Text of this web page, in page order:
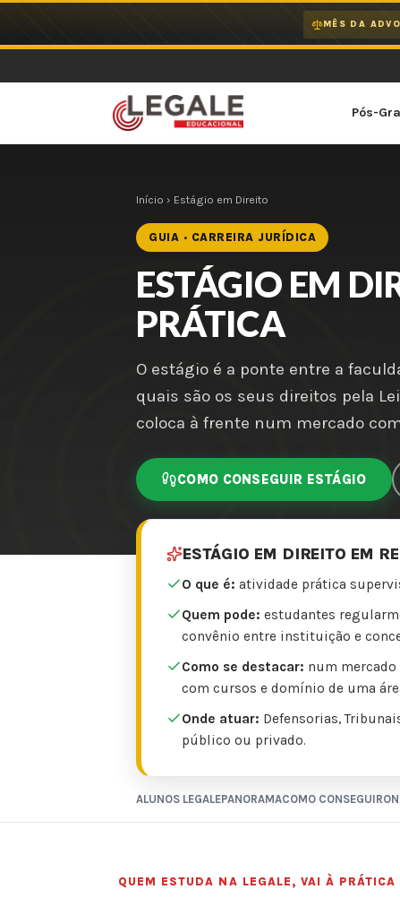
o
MÊS DA
Pós-
Início › Estágio em Direito
GUIA · CARREIRA JURÍDICA
ESTÁGIO EM
PRÁTICA
O estágio é a ponte entre a
quais são os seus direitos pela
coloca à frente num mercado
COMO CONSEGUIR ESTÁGIO
ESTÁGIO EM DIREITO EM
O que é: atividade prática
Quem pode: estudantes
convênio entre instituição e
Como se destacar: num
com cursos e domínio de uma
Onde atuar: Defensorias,
público ou privado.
ALUNOS LEGALEPANORAMACOMO CONSEGUIR
QUEM ESTUDA NA LEGALE, VAI À PRÁTICA